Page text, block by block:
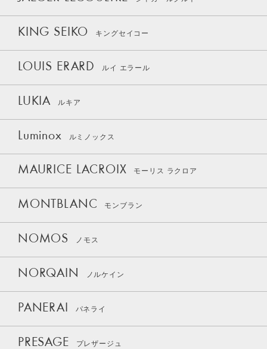
KING SEIKO キングセイコー
LOUIS ERARD ルイ エラール
LUKIA ルキア
Luminox ルミノックス
MAURICE LACROIX モーリス ラクロア
MONTBLANC モンブラン
NOMOS ノモス
NORQAIN ノルケイン
PANERAI パネライ
PRESAGE プレザージュ